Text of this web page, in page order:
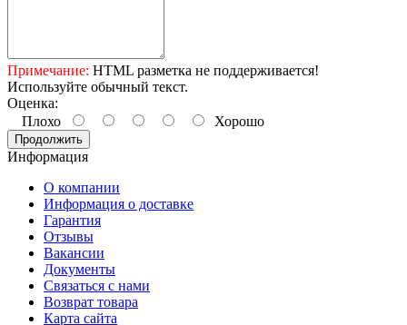
Примечание: HTML разметка не поддерживается!
Используйте обычный текст.
Оценка:
Плохо
Хорошо
Продолжить
Информация
О компании
Информация о доставке
Гарантия
Отзывы
Вакансии
Документы
Связаться с нами
Возврат товара
Карта сайта